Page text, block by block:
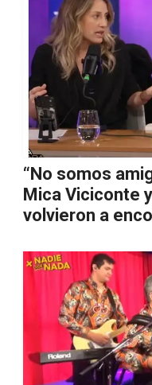
“No somos
Mica Viciconte
volvieron a